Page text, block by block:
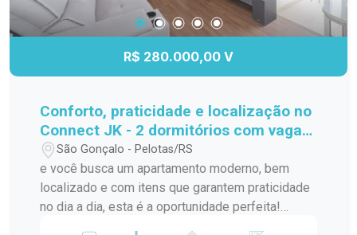
R$ 280.000,00 V
Conforto, praticidade e localização no
Connect JK - 2 dormitórios com vaga
privativa!
São Gonçalo - Pelotas/RS
e você busca um apartamento moderno, bem
localizado e com itens que garantem praticidade
no dia a dia, esta é a oportunidade perfeita!